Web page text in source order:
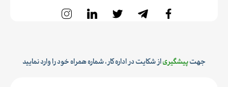
جهتپیشگیریاز شکایت در اداره کار، شماره همراه خود را وارد نمایید